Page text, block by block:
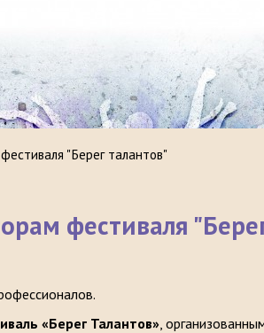
"Берег талантов"
фестиваля
«Берег Талантов»,